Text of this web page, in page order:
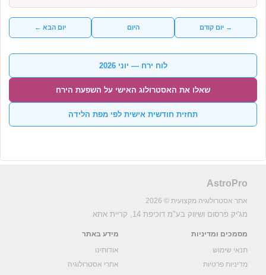
→ יום קודם היום יום הבא ←
לוח ירח — יוני 2026
שאלו את האסטרולוג האישי על השפעת הירח
תחזית חודשית אישית לפי מפת הלידה
AstroPro
אתר אסטרולוגיה מקצועית © 2026
מג'יק פרסום ושיווק בע"מ דוכיפת 14, קריית אתא
מסמכים ומדיניות
תנאי שימוש
מדיניות פרטיות
מידע באתר
אודותינו
אתרי אסטרולוגיה